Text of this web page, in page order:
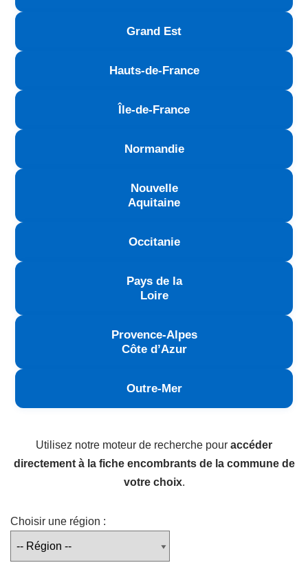
Grand Est
Hauts-de-France
Île-de-France
Normandie
Nouvelle
Aquitaine
Occitanie
Pays de la
Loire
Provence-Alpes
Côte d’Azur
Outre-Mer
Utilisez notre moteur de recherche pour accéder
directement à la fiche encombrants de la commune de
votre choix.
Choisir une région :